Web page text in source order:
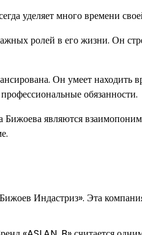
уделяет много времени
ролей в его жизни. Он
Он умеет находить
обязанности.
являются
Индастриз». Эта